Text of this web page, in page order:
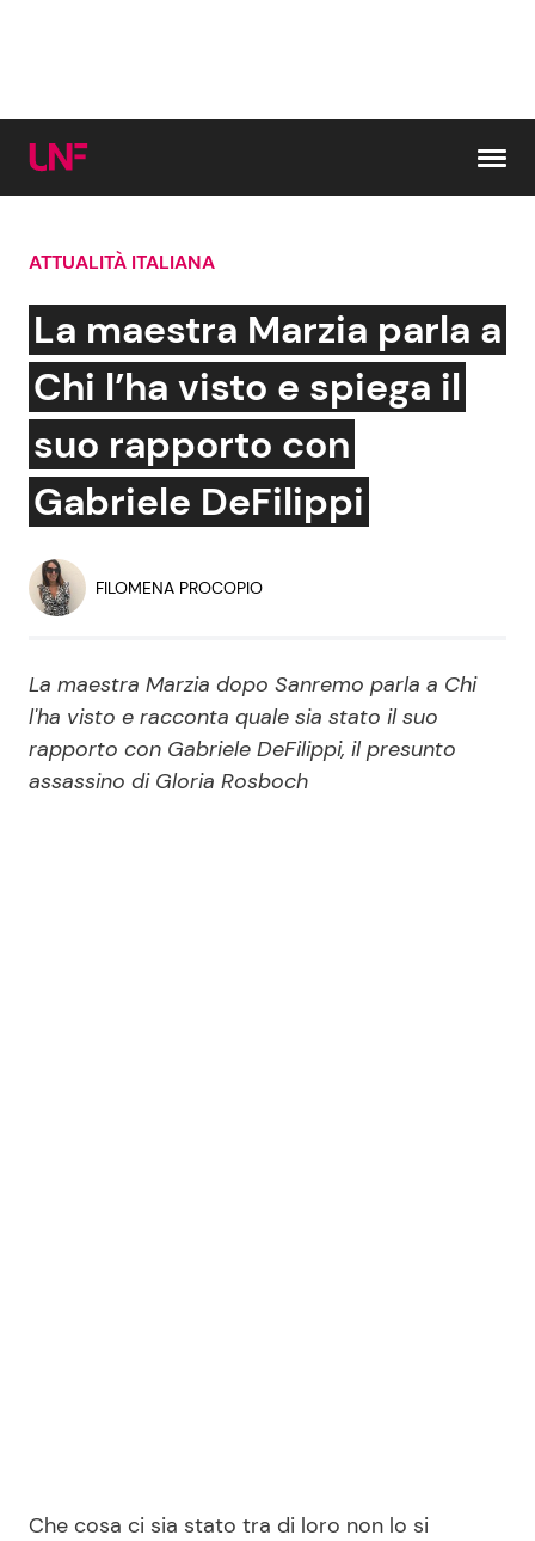
Cerca:
News e Cronaca
Attualità Italiana
Dal Mondo
Economia
Persone Scomparse
Politica
Gossip e TV
Bellezze VIP
Coppie VIP
Reality e Talent
Soap Opera
Viaggi e Turismo Ricette Feste
ATTUALITÀ ITALIANA
La maestra Marzia parla a
Chi l’ha visto e spiega il
suo rapporto con
Gabriele DeFilippi
FILOMENA PROCOPIO
La maestra Marzia dopo Sanremo parla a Chi
l'ha visto e racconta quale sia stato il suo
rapporto con Gabriele DeFilippi, il presunto
assassino di Gloria Rosboch
Che cosa ci sia stato tra di loro non lo si